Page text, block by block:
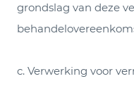
grondslag van deze
c. Verwerking voor